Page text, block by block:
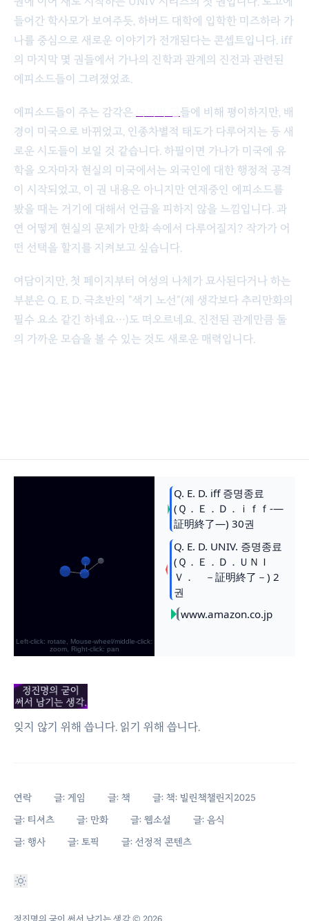
들어간 학사모가 보여주듯, 하버드 대학에 입학한 미즈하라 가
나를 중심으로 새로운 이야기가 전개된다는 콘셉트입니다. iff
의 마지막 몇 권들에서 가나의 진학과 관계의 진전과 관련된
에피소드들이 그려졌었죠.
에피소드들이 주는 감각은
들에 비해 평이하지만, 배
경이 미국으로 바뀌었고, 인종차별적 태도가 다루어지는 등 새
로운 시도들이 보일 것 같습니다. 하필이면 가나가 미국에 유
학을 오자마자 현실의 미국에서는 외국인에 대한 행정적 공격
이 시작되었고, 이 권 내용은 아니지만 연재중인 에피소드를
봤을 때는 거기에 대해서 언급을 피하지 않을 느낌입니다. 과
연 어떻게 현실의 문제가 만화 속에서 다루어질지? 작가가 어
떤 선택을 할지를 지켜보고 싶습니다.
여담이지만, 첫 페이지부터 여성의 나체가 묘사된다거나 하는
부분은 Q. E. D. 극초반의 "색기 노선"(제 생각보다 추리만화의
필수 요소 같긴 하네요…)도 떠오르네요. 진전된 관계만큼 둘
의 가까운 모습을 볼 수 있는 것도 새로운 매력입니다.
잊지 않기 위해 씁니다. 읽기 위해 씁니다.
연락 글: 게임 글: 책
글: 책: 빌린책챌린지2025
글: 티셔츠
글: 만화 글: 웹소설
글: 음식
글: 행사
글: 토픽 글: 선정적 콘텐츠